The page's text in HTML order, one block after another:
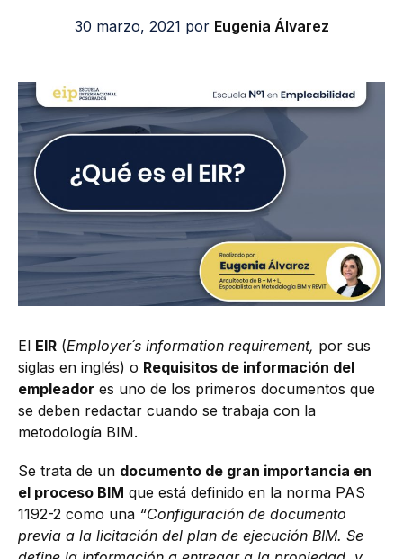
30 marzo, 2021 por Eugenia Álvarez
El EIR (Employer´s information requirement, por sus
siglas en inglés) o Requisitos de información del
empleador es uno de los primeros documentos que
se deben redactar cuando se trabaja con la
metodología BIM.
Se trata de un documento de gran importancia en
el proceso BIM que está definido en la norma PAS
1192-2 como una “Configuración de documento
previa a la licitación del plan de ejecución BIM. Se